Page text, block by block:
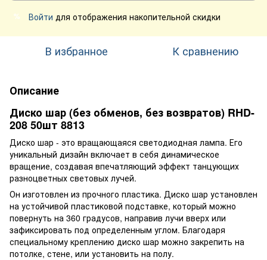
% Войти для отображения накопительной скидки
В избранное К сравнению
Описание
Диско шар (без обменов, без возвратов) RHD-
208 50шт 8813
Диско шар - это вращающаяся светодиодная лампа. Его
уникальный дизайн включает в себя динамическое
вращение, создавая впечатляющий эффект танцующих
разноцветных световых лучей.
Он изготовлен из прочного пластика. Диско шар установлен
на устойчивой пластиковой подставке, который можно
повернуть на 360 градусов, направив лучи вверх или
зафиксировать под определенным углом. Благодаря
специальному креплению диско шар можно закрепить на
потолке, стене, или установить на полу.